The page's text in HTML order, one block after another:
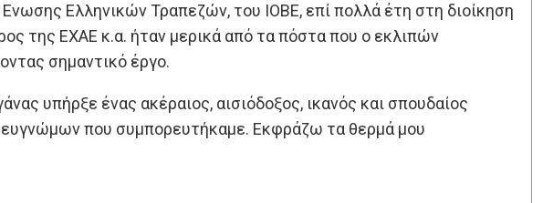
Ελληνικών Τραπεζών, του ΙΟΒΕ, επί πολλά έτη στη διοίκηση
της ΕΧΑΕ κ.α. ήταν μερικά από τα πόστα που ο εκλιπών
σημαντικό έργο.
υπήρξε ένας ακέραιος, αισιόδοξος, ικανός και σπουδαίος
ευγνώμων που συμπορευτήκαμε. Εκφράζω τα θερμά μου